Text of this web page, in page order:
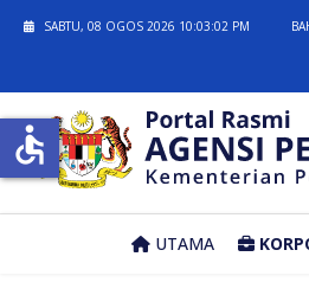
SABTU, 08 OGOS 2026 10:03:02 PM
UTAMA
accessible